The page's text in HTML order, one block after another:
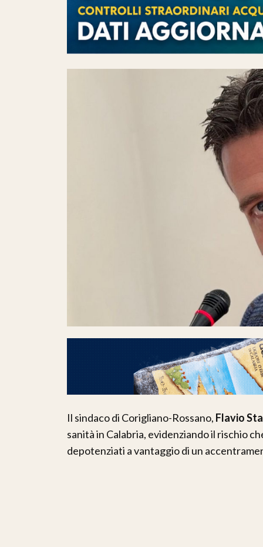
Il sindaco di Corigliano-Rossano, Flavio
sanità in Calabria, evidenziando il rischio
depotenziati a vantaggio di un